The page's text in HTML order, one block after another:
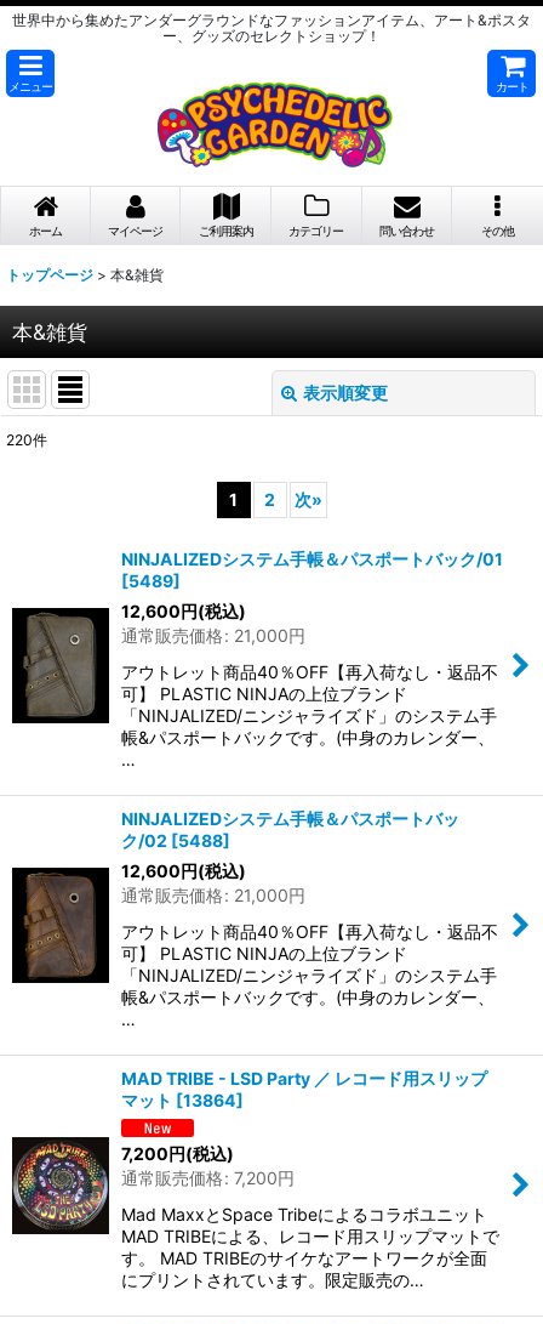
世界中から集めたアンダーグラウンドなファッションアイテム、アート&ポスタ
ー、グッズのセレクトショップ！
メニュー カート
ホーム マイページ ご利用案内 カテゴリー 問い合わせ その他
トップページ > 本&雑貨
本&雑貨
表示順変更
絞り込む
220件
1 2 次»
NINJALIZEDシステム手帳＆パスポートバック/01
[5489]
12,600円(税込)
通常販売価格: 21,000円
アウトレット商品40％OFF【再入荷なし・返品不
可】 PLASTIC NINJAの上位ブランド
「NINJALIZED/ニンジャライズド」のシステム手
帳&パスポートバックです。(中身のカレンダー、
…
NINJALIZEDシステム手帳＆パスポートバッ
ク/02 [5488]
12,600円(税込)
通常販売価格: 21,000円
アウトレット商品40％OFF【再入荷なし・返品不
可】 PLASTIC NINJAの上位ブランド
「NINJALIZED/ニンジャライズド」のシステム手
帳&パスポートバックです。(中身のカレンダー、
…
MAD TRIBE - LSD Party ／ レコード用スリップ
マット [13864]
7,200円(税込)
通常販売価格: 7,200円
Mad MaxxとSpace Tribeによるコラボユニット
MAD TRIBEによる、レコード用スリップマットで
す。 MAD TRIBEのサイケなアートワークが全面
にプリントされています。限定販売の…